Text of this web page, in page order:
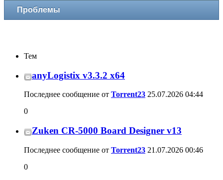
Проблемы
Тем
anyLogistix v3.3.2 x64
Последнее сообщение от Torrent23 25.07.2026 04:44
0
Zuken CR-5000 Board Designer v13
Последнее сообщение от Torrent23 21.07.2026 00:46
0